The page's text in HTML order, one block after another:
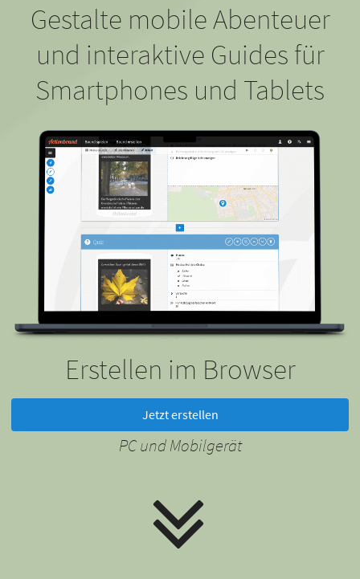
Gestalte mobile Abenteuer
und interaktive Guides für
Smartphones und Tablets
Erstellen im Browser
Jetzt erstellen
PC und Mobilgerät